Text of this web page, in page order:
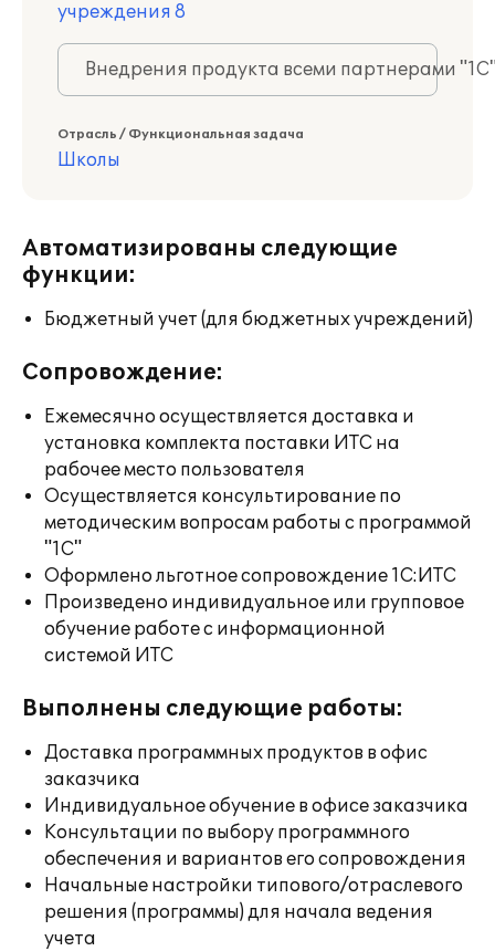
учреждения 8
Внедрения продукта всеми партнерами
Отрасль / Функциональная задача
Школы
Автоматизированы следующие
функции:
Бюджетный учет (для бюджетных учреждений)
Сопровождение:
Ежемесячно осуществляется доставка и
установка комплекта поставки ИТС на
рабочее место пользователя
Осуществляется консультирование по
методическим вопросам работы с программой
"1С"
Оформлено льготное сопровождение 1С:ИТС
Произведено индивидуальное или групповое
обучение работе с информационной
системой ИТС
Выполнены следующие работы:
Доставка программных продуктов в офис
заказчика
Индивидуальное обучение в офисе заказчика
Консультации по выбору программного
обеспечения и вариантов его сопровождения
Начальные настройки типового/отраслевого
решения (программы) для начала ведения
учета